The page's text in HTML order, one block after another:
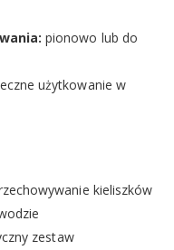
pionowo lub do
użytkowanie w
kieliszków
zestaw